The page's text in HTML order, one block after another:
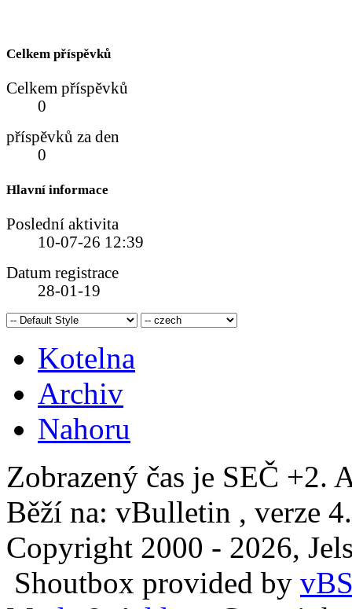
Celkem příspěvků
Celkem příspěvků
0
příspěvků za den
0
Hlavní informace
Poslední aktivita
10-07-26 12:39
Datum registrace
28-01-19
Kotelna
Archiv
Nahoru
Zobrazený čas je SEČ +2.
Běží na: vBulletin , verze
Copyright 2000 - 2026,
Shoutbox provided by